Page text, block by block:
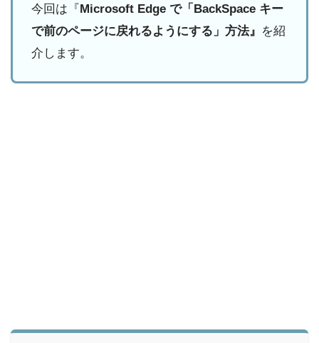
今回は『Microsoft Edge で「BackSpace キー
で前のページに戻れるようにする」方法』 を紹
介します。